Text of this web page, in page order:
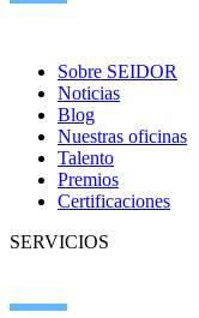
Sobre SEIDOR
Noticias
Blog
Nuestras oficinas
Talento
Premios
Certificaciones
SERVICIOS